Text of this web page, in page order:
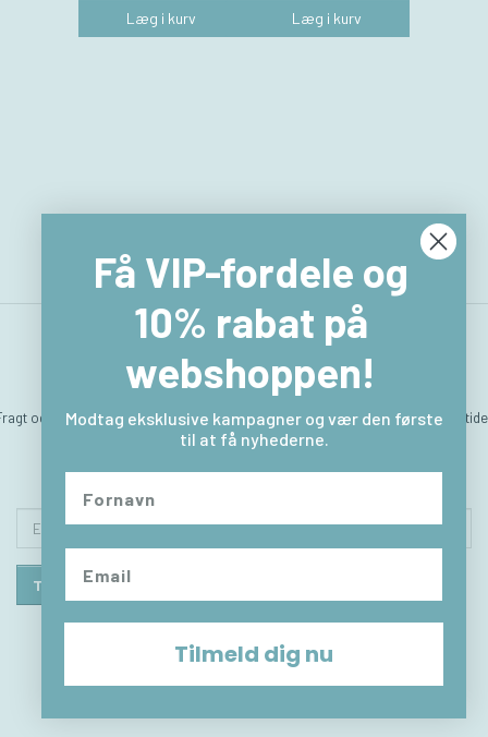
Læg i kurv Læg i kurv
og leveringHvem er viBetingelser & VilkårSitemap Kontakt &
ReturlabelFortryd købet
adresse
Tilmeld Afmeld
Få VIP-fordele og
10% rabat på
webshoppen!
Modtag eksklusive kampagner og vær den første
til at få nyhederne.
Tilmeld dig nu